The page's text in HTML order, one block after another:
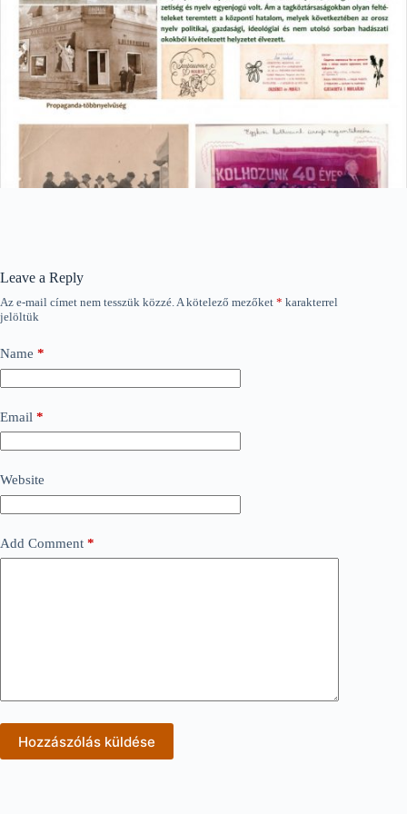
Leave a Reply
Az e-mail címet nem tesszük közzé.A kötelező mezőket * karakterrel
jelöltük
Name *
Email *
Website
Add Comment *
Hozzászólás küldése